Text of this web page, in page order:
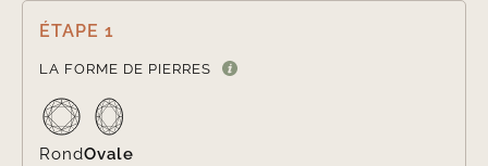
ÉTAPE 1
LA FORME DE PIERRES
RondOvale